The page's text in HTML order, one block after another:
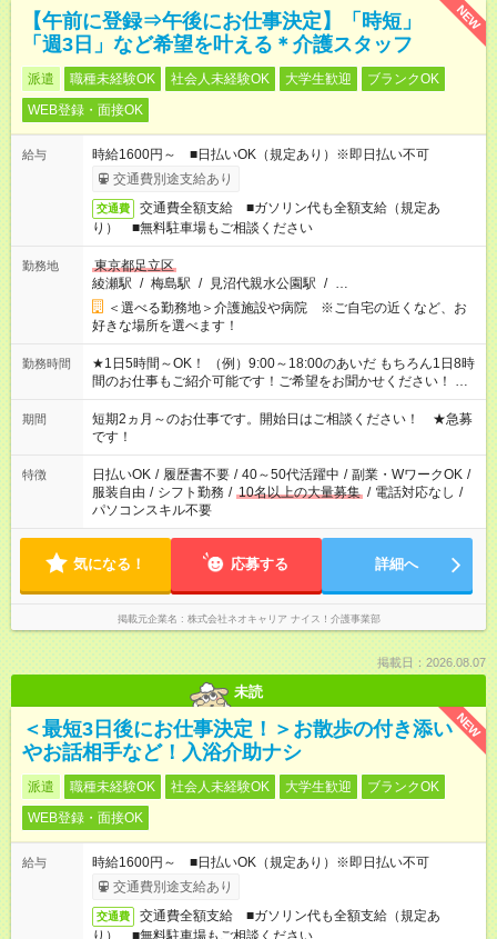
NEW
【午前に登録⇒午後にお仕事決定】「時短」
「週3日」など希望を叶える＊介護スタッフ
派遣 職種未経験OK 社会人未経験OK 大学生歓迎
ブランクOK
WEB登録・面接OK
給与
時給1600円～ ■日払いOK（規定あり）※即日払い不可
交通費別途支給あり
交通費
交通費全額支給 ■ガソリン代も全額支給（規定あ
り） ■無料駐車場もご相談ください
勤務地
東京都足立区
綾瀬駅 / 梅島駅 / 見沼代親水公園駅 / …
＜選べる勤務地＞介護施設や病院 ※ご自宅の近くなど、お
好きな場所を選べます！
勤務時間
★1日5時間～OK！ （例）9:00～18:00のあいだ もちろん1日8時
間のお仕事もご紹介可能です！ご希望をお聞かせください！ ※
週最低15時間以上の勤務が必要です
期間
短期2ヵ月～のお仕事です。開始日はご相談ください！ ★急募
です！
特徴 日払いOK / 履歴書不要 / 40～50代活躍中 / 副業・WワークOK /
服装自由 / シフト勤務 / 10名以上の大量募集 / 電話対応なし /
パソコンスキル不要
気になる！ 応募する 詳細へ
掲載元企業名 株式会社ネオキャリア ナイス！介護事業部
掲載日：2026.08.07
未読
NEW
＜最短3日後にお仕事決定！＞お散歩の付き添い
やお話相手など！入浴介助ナシ
派遣 職種未経験OK 社会人未経験OK 大学生歓迎
ブランクOK
WEB登録・面接OK
給与
時給1600円～ ■日払いOK（規定あり）※即日払い不可
交通費別途支給あり
交通費
交通費全額支給 ■ガソリン代も全額支給（規定あ
り） ■無料駐車場もご相談ください